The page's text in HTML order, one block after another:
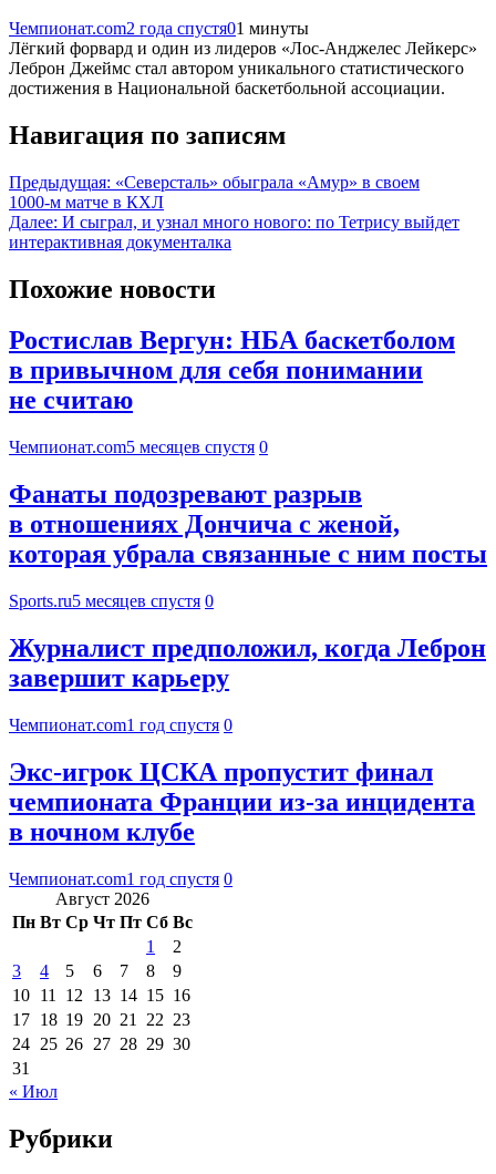
Чемпионат.com2 года спустя01 минуты
Лёгкий форвард и один из лидеров «Лос-Анджелес Лейкерс»
Леброн Джеймс стал автором уникального статистического
достижения в Национальной баскетбольной ассоциации.
Навигация по записям
Предыдущая: «Северсталь» обыграла «Амур» в своем
1000‑м матче в КХЛ
Далее: И сыграл, и узнал много нового: по Тетрису выйдет
интерактивная документалка
Похожие новости
Ростислав Вергун: НБА баскетболом
в привычном для себя понимании
не считаю
Чемпионат.com5 месяцев спустя 0
Фанаты подозревают разрыв
в отношениях Дончича с женой,
которая убрала связанные с ним посты
Sports.ru5 месяцев спустя 0
Журналист предположил, когда Леброн
завершит карьеру
Чемпионат.com1 год спустя 0
Экс-игрок ЦСКА пропустит финал
чемпионата Франции из-за инцидента
в ночном клубе
Чемпионат.com1 год спустя 0
Август 2026
Пн Вт Ср Чт Пт Сб Вс
1
2
3
4 5 6 7 8
9
10 11 12 13 14 15 16
17 18 19 20 21 22 23
24 25 26 27 28 29 30
31
« Июл
Рубрики